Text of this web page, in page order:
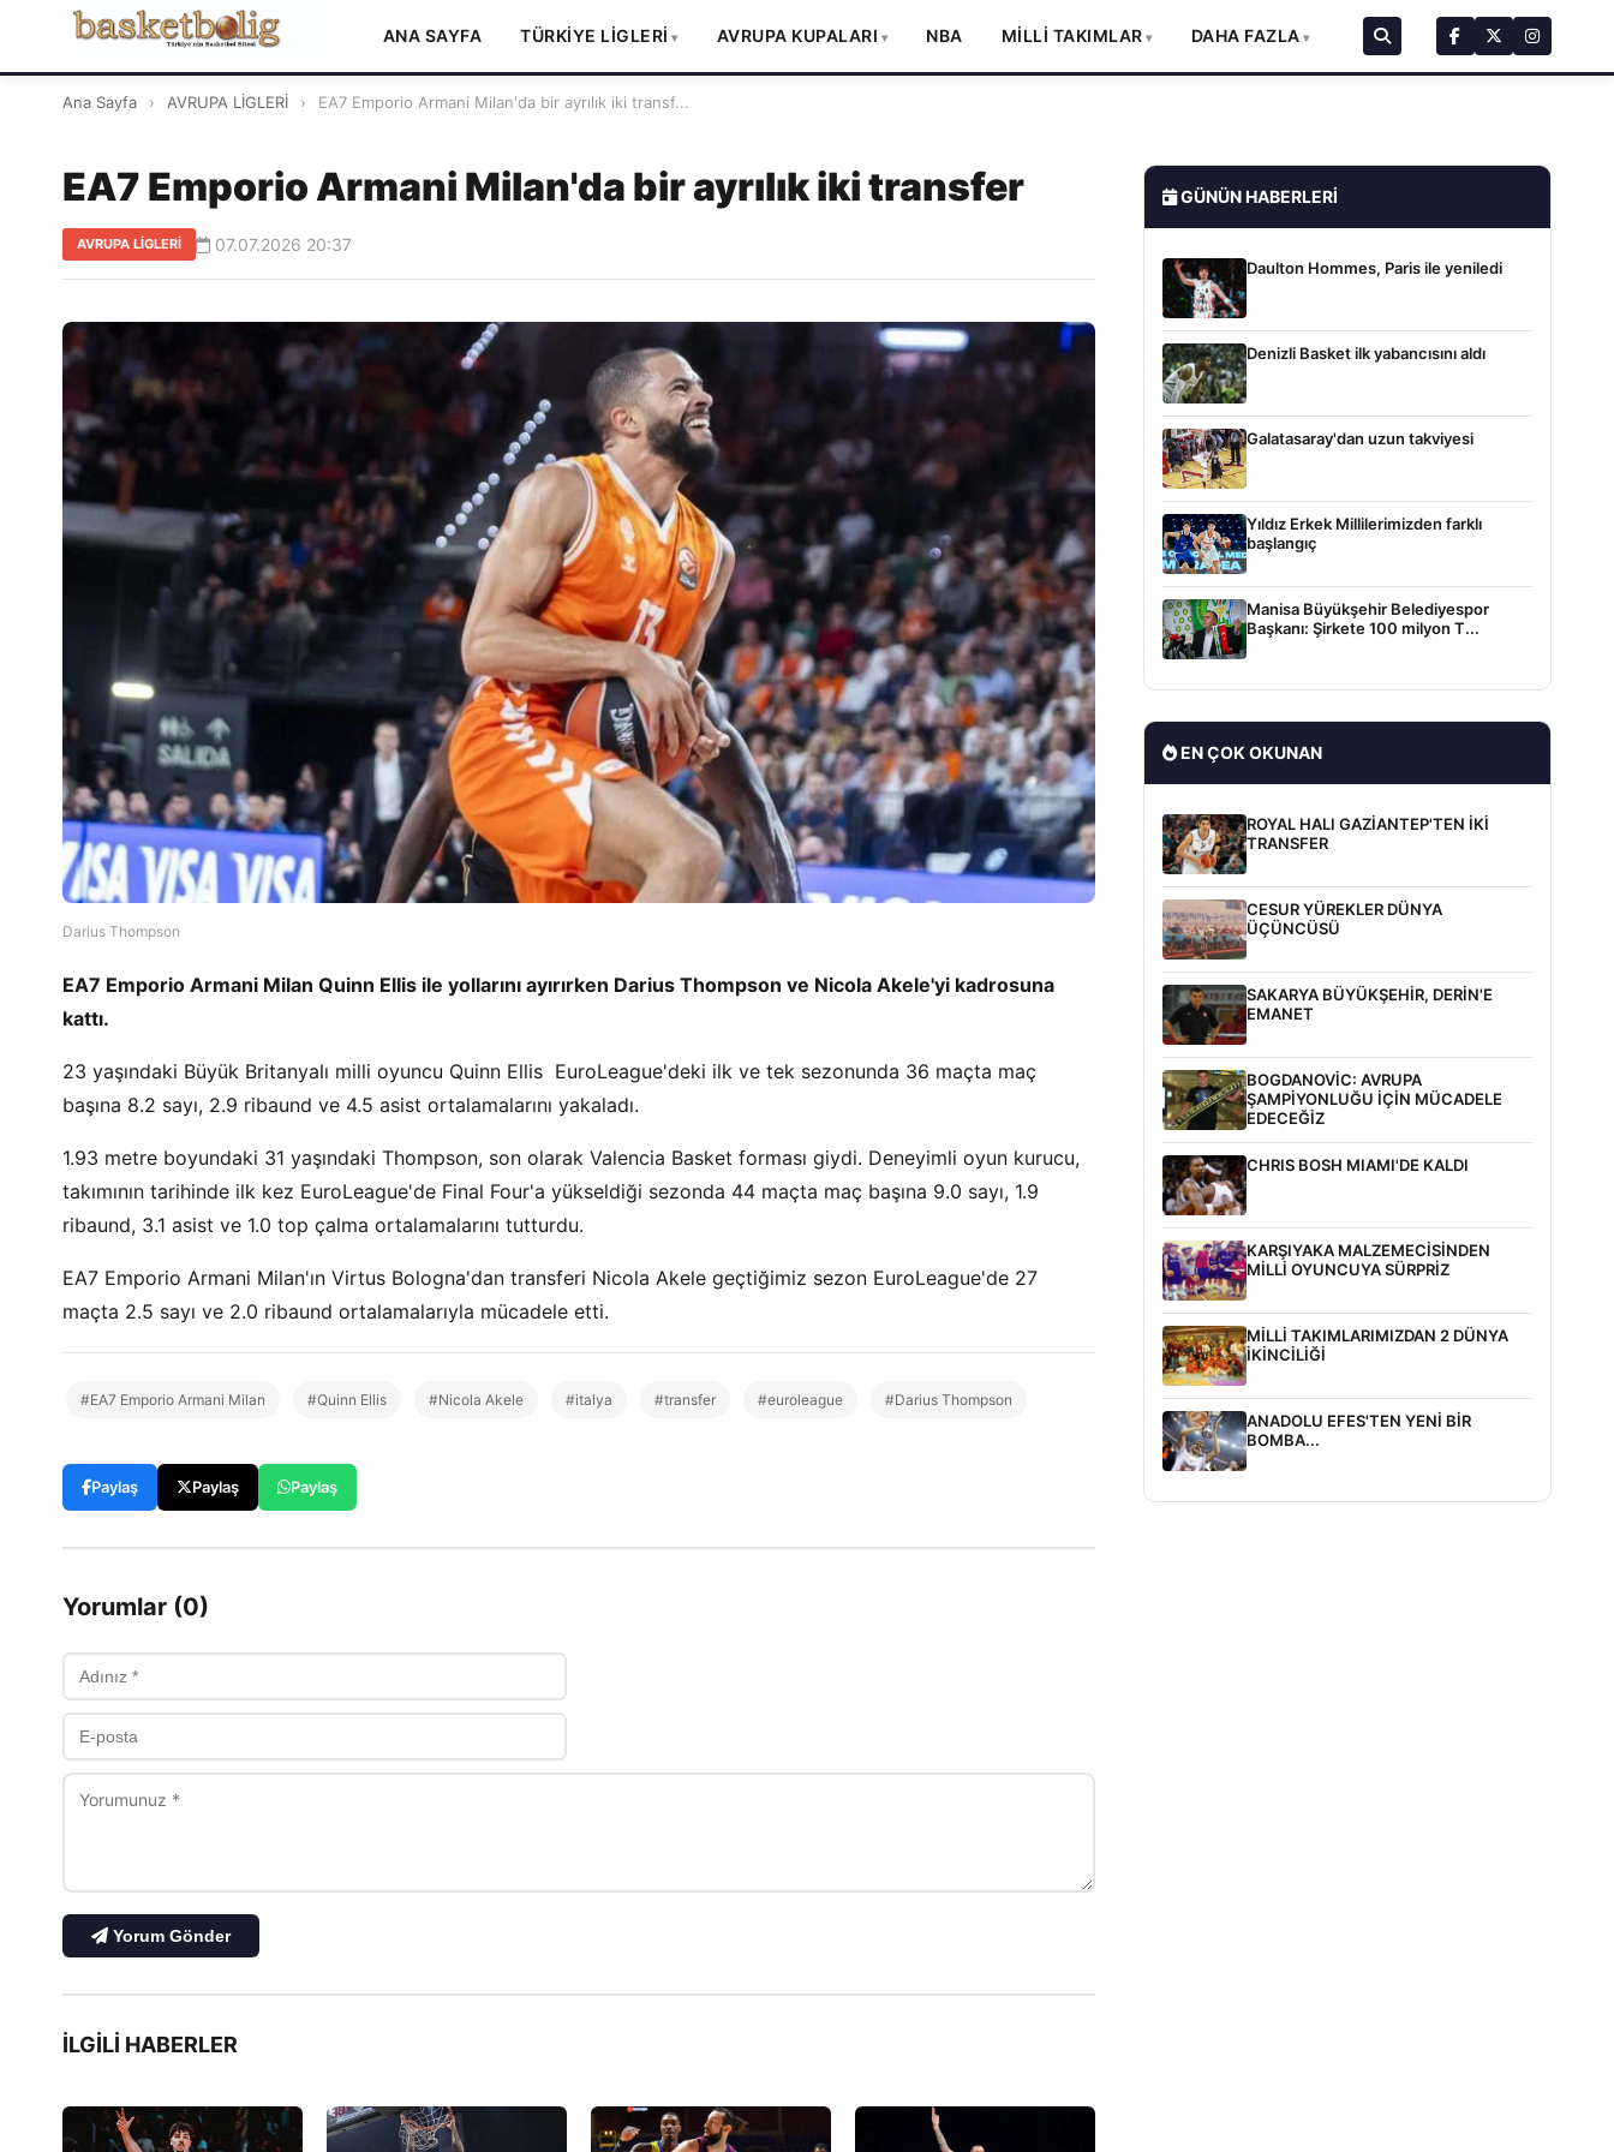
ANA SAYFA TÜRKİYE LİGLERİ AVRUPA KUPALARI NBA MİLLİ TAKIMLAR DAHA FAZLA
Ana Sayfa › AVRUPA LİGLERİ › EA7 Emporio Armani Milan'da bir ayrılık iki transf...
EA7 Emporio Armani Milan'da bir ayrılık iki transfer
AVRUPA LİGLERİ 07.07.2026 20:37
Darius Thompson
EA7 Emporio Armani Milan Quinn Ellis ile yollarını ayırırken Darius Thompson ve Nicola Akele'yi kadrosuna
kattı.
23 yaşındaki Büyük Britanyalı milli oyuncu Quinn Ellis EuroLeague'deki ilk ve tek sezonunda 36 maçta maç
başına 8.2 sayı, 2.9 ribaund ve 4.5 asist ortalamalarını yakaladı.
1.93 metre boyundaki 31 yaşındaki Thompson, son olarak Valencia Basket forması giydi. Deneyimli oyun kurucu,
takımının tarihinde ilk kez EuroLeague'de Final Four'a yükseldiği sezonda 44 maçta maç başına 9.0 sayı, 1.9
ribaund, 3.1 asist ve 1.0 top çalma ortalamalarını tutturdu.
EA7 Emporio Armani Milan'ın Virtus Bologna'dan transferi Nicola Akele geçtiğimiz sezon EuroLeague'de 27
maçta 2.5 sayı ve 2.0 ribaund ortalamalarıyla mücadele etti.
#EA7 Emporio Armani Milan #Quinn Ellis #Nicola Akele #italya #transfer #euroleague #Darius Thompson
Paylaş Paylaş Paylaş
Yorumlar (0)
Yorum Gönder
İLGILI HABERLER
GÜNÜN HABERLERI
Daulton Hommes, Paris ile yeniledi
Denizli Basket ilk yabancısını aldı
Galatasaray'dan uzun takviyesi
Yıldız Erkek Millilerimizden farklı
başlangıç
Manisa Büyükşehir Belediyespor
Başkanı: Şirkete 100 milyon T...
EN ÇOK OKUNAN
ROYAL HALI GAZİANTEP'TEN İKİ
TRANSFER
CESUR YÜREKLER DÜNYA
ÜÇÜNCÜSÜ
SAKARYA BÜYÜKŞEHİR, DERİN'E
EMANET
BOGDANOVİC: AVRUPA
ŞAMPİYONLUĞU İÇİN MÜCADELE
EDECEĞİZ
CHRIS BOSH MIAMI'DE KALDI
KARŞIYAKA MALZEMECİSİNDEN
MİLLİ OYUNCUYA SÜRPRİZ
MİLLİ TAKIMLARIMIZDAN 2 DÜNYA
İKİNCİLİĞİ
ANADOLU EFES'TEN YENİ BİR
BOMBA...